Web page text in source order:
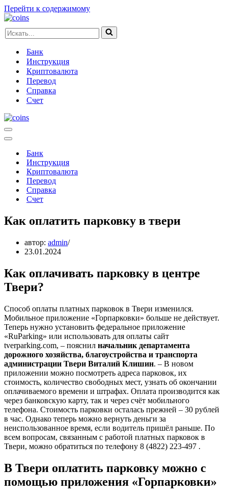
Перейти к содержимому
Искать...
Банк
Инструкция
Криптовалюта
Перевод
Справка
Счет
Меню
навигации
Меню
навигацииБанк
Инструкция
Криптовалюта
Перевод
Справка
Счет
Как оплатить парковку в твери
автор: admin
23.01.2024
Как оплачивать парковку в центре
Твери?
Способ оплаты платных парковок в Твери изменился.
Мобильное приложение «Горпарковки» больше не действует.
Теперь нужно установить федеральное приложение
«RuParking» или использовать для оплаты сайт
tverparking.com, – пояснил начальник департамента
дорожного хозяйства, благоустройства и транспорта
администрации Твери Виталий Клишин. – В новом
приложении можно посмотреть адреса парковок, их
стоимость, количество свободных мест, узнать об окончании
оплачиваемого времени и штрафах. Оплата производится как
через банковскую карту, так и через счёт мобильного
телефона. Стоимость парковки осталась прежней – 30 рублей
в час. Однако теперь можно вернуть деньги за
неиспользованное время, если водитель пришёл раньше. По
всем вопросам, связанным с работой платных парковок в
Твери, можно обратиться по телефону 8 (4822) 223-497 .
В Твери оплатить парковку можно с
помощью приложения «Горпарковки»